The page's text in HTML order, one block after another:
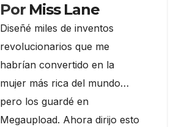
Por Miss Lane
Diseñé miles de inventos
revolucionarios que me
habrían convertido en la
mujer más rica del mundo…
pero los guardé en
Megaupload. Ahora dirijo esto